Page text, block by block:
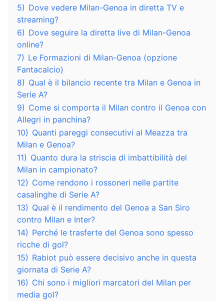
5) Dove vedere Milan-Genoa in diretta TV e
streaming?
6) Dove seguire la diretta live di Milan-Genoa
online?
7) Le Formazioni di Milan-Genoa (opzione
Fantacalcio)
8) Qual è il bilancio recente tra Milan e Genoa in
Serie A?
9) Come si comporta il Milan contro il Genoa con
Allegri in panchina?
10) Quanti pareggi consecutivi al Meazza tra
Milan e Genoa?
11) Quanto dura la striscia di imbattibilità del
Milan in campionato?
12) Come rendono i rossoneri nelle partite
casalinghe di Serie A?
13) Qual è il rendimento del Genoa a San Siro
contro Milan e Inter?
14) Perché le trasferte del Genoa sono spesso
ricche di gol?
15) Rabiot può essere decisivo anche in questa
giornata di Serie A?
16) Chi sono i migliori marcatori del Milan per
media gol?